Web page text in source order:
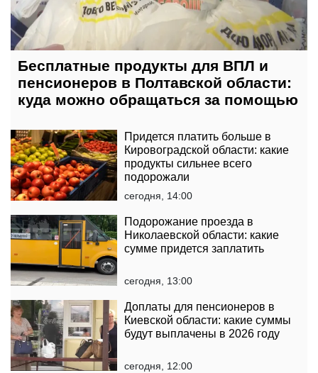
Бесплатные продукты для ВПЛ и
пенсионеров в Полтавской области:
куда можно обращаться за помощью
Придется платить больше в
Кировоградской области: какие
продукты сильнее всего
подорожали
сегодня, 14:00
Подорожание проезда в
Николаевской области: какие
сумме придется заплатить
сегодня, 13:00
Доплаты для пенсионеров в
Киевской области: какие суммы
будут выплачены в 2026 году
сегодня, 12:00